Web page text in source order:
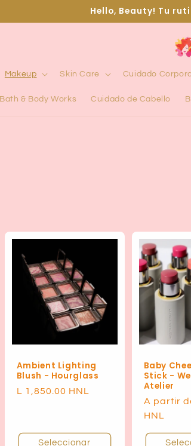
Hello, Beauty! Tu
Makeup Skin Care Cuidado
Bath & Body Works Cuidado de Cabello
Ambient Lighting
Blush - Hourglass
Precio
L 1,850.00 HNL
Seleccionar
Baby
Stick -
Atelier
Precio
habitual
A partir
HNL